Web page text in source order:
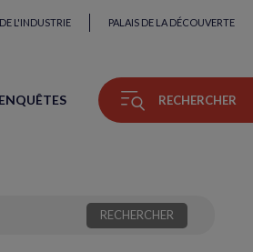
L'INDUSTRIE PALAIS DE LA DÉCOUVERTE
ENQUÊTES RECHERCHER